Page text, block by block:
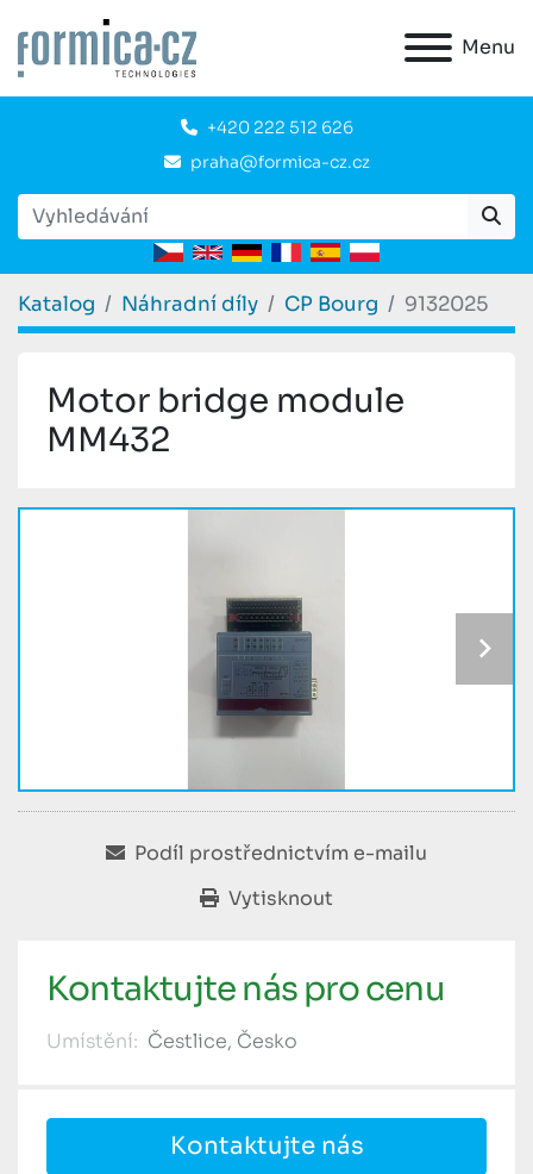
Menu
+420 222 512 626
praha@formica-cz.cz
Katalog Náhradní díly CP Bourg 9132025
Motor bridge module
MM432
Podíl prostřednictvím e-mailu
Vytisknout
Kontaktujte nás pro cenu
Umístění: Čestlice, Česko
Kontaktujte nás